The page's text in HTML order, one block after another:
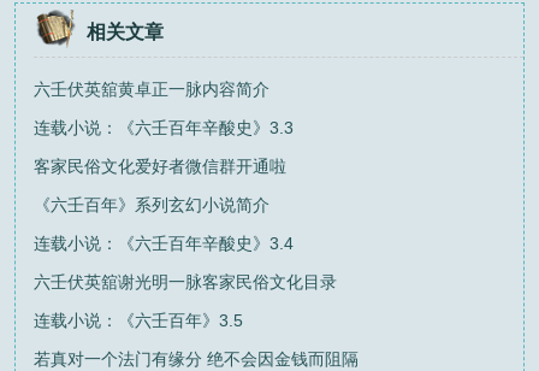
相关文章
六壬伏英舘黄卓正一脉内容简介
连载小说：《六壬百年辛酸史》3.3
客家民俗文化爱好者微信群开通啦
《六壬百年》系列玄幻小说简介
连载小说：《六壬百年辛酸史》3.4
六壬伏英舘谢光明一脉客家民俗文化目录
连载小说：《六壬百年》3.5
若真对一个法门有缘分 绝不会因金钱而阻隔